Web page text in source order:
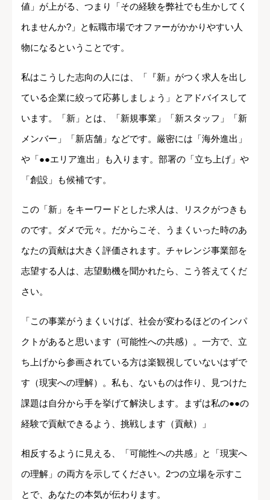
値」が上がる、つまり「その経験を弊社でも生かしてく
れませんか?」と転職市場でオファーがかかりやすい人
物になるということです。
私はこうした志向の人には、「『新』がつく求人を出し
ている企業に絞って応募しましょう」とアドバイスして
います。「新」とは、「新規事業」「新スタッフ」「新
メンバー」「新店舗」などです。厳密には「海外進出」
や「●●エリア進出」も入ります。部署の「立ち上げ」や
「創設」も候補です。
この「新」をキーワードとした求人は、リスクがつきも
のです。ダメで元々。だからこそ、うまくいった時のあ
なたの貢献は大きく評価されます。チャレンジ事業部を
志望する人は、志望動機を聞かれたら、こう答えてくだ
さい。
「この事業がうまくいけば、社会が変わるほどのインパ
クトがあると思います（可能性への共感）。一方で、立
ち上げから参画されている方は楽観視していないはずで
す（現実への理解）。私も、ないものは作り、見つけた
課題は自分から手を挙げて解決します。まずは私の●●の
経験で貢献できるよう、挑戦します（貢献）」
相反するように見える、「可能性への共感」と「現実へ
の理解」の両方を示してください。2つの立場を示すこ
とで、あなたの本気が伝わります。